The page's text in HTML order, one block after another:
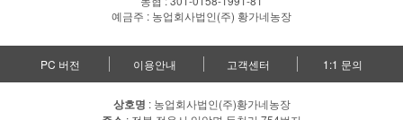
예금주 : 농업회사법인(주) 황가네농장
PC 버전 이용안내 고객센터 1:1 문의
상호명 : 농업회사법인(주)황가네농장